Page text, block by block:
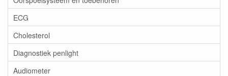
ECG
Cholesterol
Diagnostiek penlight
Audiometer